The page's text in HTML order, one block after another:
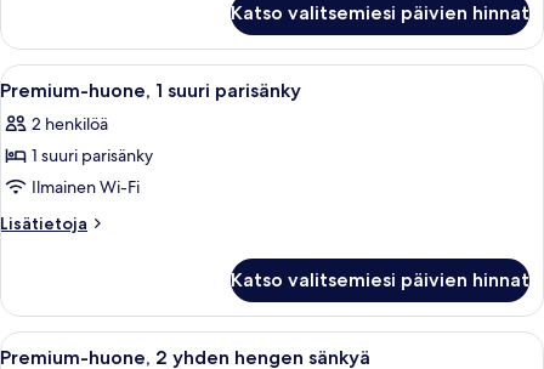
ja
vuodesohva
kuvat
1
suuri
parisänky
vuodesohva
Katso valitsemiesi päivien hinnat
Avaa
kaikki
huonetyypin
Premium-
huone,
1
kuvat
Vaatehuone, jossa on henkariteline
2
Premium-huone, 1 suuri parisänky
2 henkilöä
1 suuri parisänky
Ilmainen Wi-Fi
Lisätietoja
Lisätietoja
1
suuri
parisänky
Katso valitsemiesi päivien hinnat
Avaa
Vaatehuone, jossa on henkariteline
2
Premium-huone, 2 yhden hengen sänkyä